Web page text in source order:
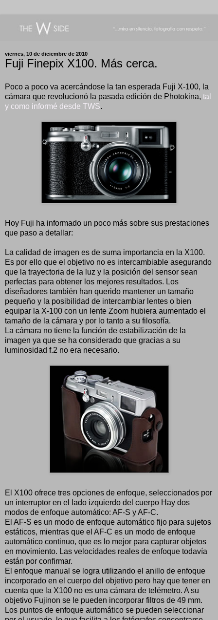
viernes, 10 de diciembre de 2010
Fuji Finepix X100. Más cerca.
Poco a poco va acercándose la tan esperada Fuji X-100, la
cámara que revolucionó la pasada edición de Photokina, tal
y como informé desde TWS.
Hoy Fuji ha informado un poco más sobre sus prestaciones
que paso a detallar:
La calidad de imagen es de suma importancia en la X100.
Es por ello que el objetivo no es intercambiable asegurando
que la trayectoria de la luz y la posición del sensor sean
perfectas para obtener los mejores resultados. Los
diseñadores también han querido mantener un tamaño
pequeño y la posibilidad de intercambiar lentes o bien
equipar la X-100 con un lente Zoom hubiera aumentado el
tamaño de la cámara y por lo tanto a su filosofía.
La cámara no tiene la función de estabilización de la
imagen ya que se ha considerado que gracias a su
luminosidad f.2 no era necesario.
El X100 ofrece tres opciones de enfoque, seleccionados por
un interruptor en el lado izquierdo del cuerpo Hay dos
modos de enfoque automático: AF-S y AF-C.
El AF-S es un modo de enfoque automático fijo para sujetos
estáticos, mientras que el AF-C es un modo de enfoque
automático continuo, que es lo mejor para capturar objetos
en movimiento. Las velocidades reales de enfoque todavía
están por confirmar.
El enfoque manual se logra utilizando el anillo de enfoque
incorporado en el cuerpo del objetivo pero hay que tener en
cuenta que la X100 no es una cámara de telémetro. A su
objetivo Fujinon se le pueden incorporar filtros de 49 mm.
Los puntos de enfoque automático se pueden seleccionar